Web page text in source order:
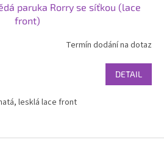
paruka Rorry se síťkou (lace
front)
Termín dodání na dotaz
DETAIL
lesklá lace front